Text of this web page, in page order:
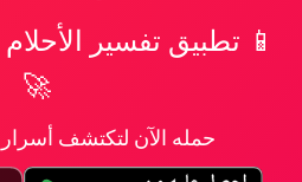
🚀
حمله الآن لتكتشف